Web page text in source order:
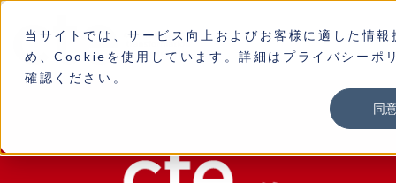
当サイトでは、サービス向上およびお客様に適した情報
め、Cookieを使用しています。詳細はプライバシーポ
確認ください。
同